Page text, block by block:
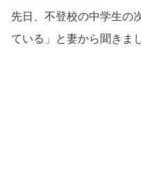
先日、不登校の中学生の
ている」と妻から聞きま